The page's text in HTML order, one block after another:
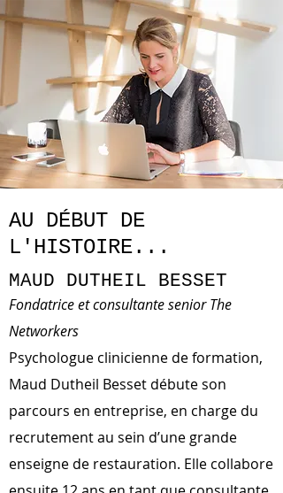
AU DÉBUT DE
L'HISTOIRE...
MAUD DUTHEIL BESSET
Fondatrice et consultante senior The
Networkers
Psychologue clinicienne de formation,
Maud Dutheil Besset débute son
parcours en entreprise, en charge du
recrutement au sein d’une grande
enseigne de restauration. Elle collabore